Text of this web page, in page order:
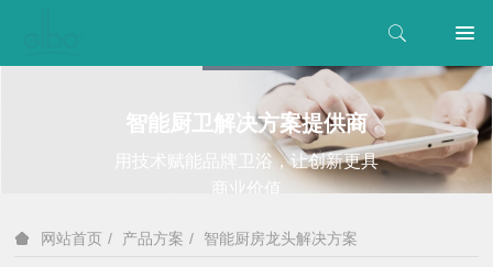
智能厨卫解决方案提供商
用技术赋能品牌卫浴，让创新更具
商业价值
网站首页 产品方案 智能厨房龙头解决方案